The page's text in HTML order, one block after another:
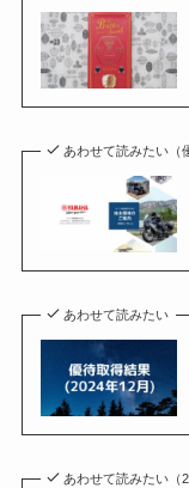
あわせて読みたい（
あわせて読みたい
あわせて読みたい（